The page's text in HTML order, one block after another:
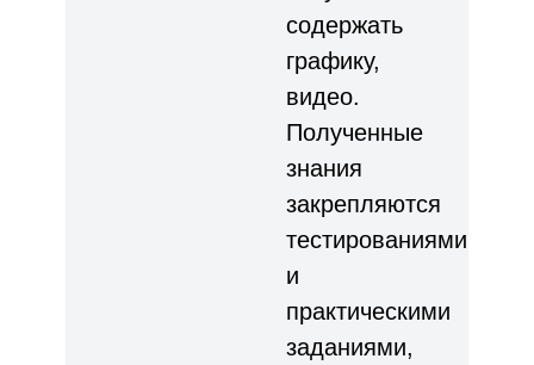
содержать
графику,
видео.
Полученные
знания
закрепляются
тестированиями
и
практическими
заданиями,